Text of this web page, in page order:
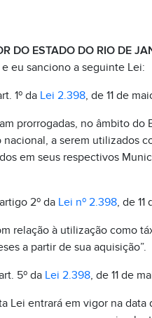
DO ESTADO DO RIO DE
eu sanciono a seguinte Lei:
1º da Lei 2.398, de 11 de
prorrogadas, no âmbito
nacional, a serem utilizados
em seus respectivos
2º da Lei nº 2.398, de 11
relação à utilização como
a partir de sua aquisição”.
5º da Lei 2.398, de 11 de
Lei entrará em vigor na